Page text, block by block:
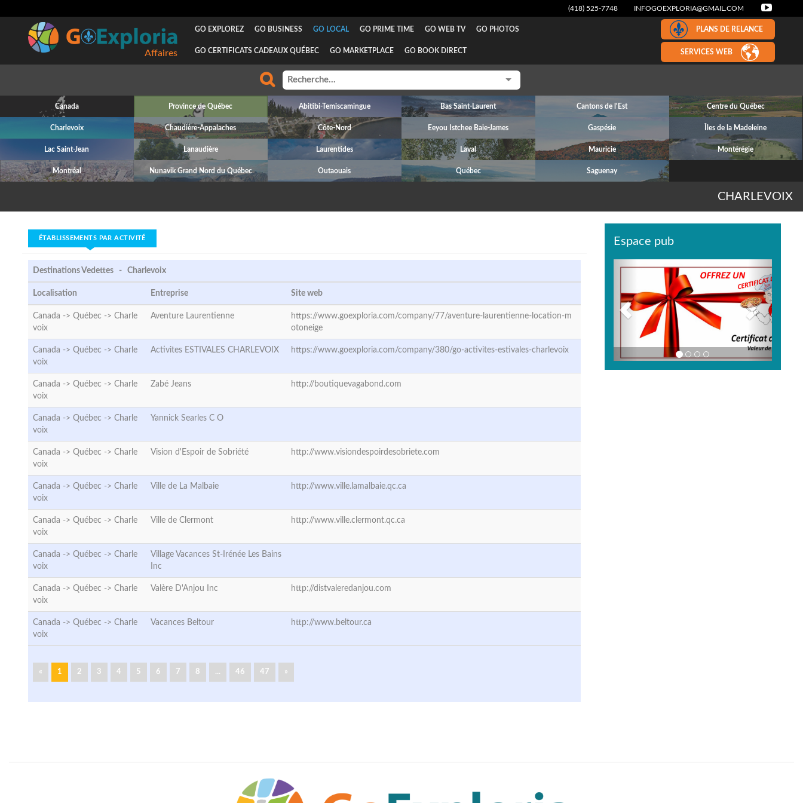
(418) 525-7748 INFOGOEXPLORIA@GMAIL.COM
Affaires
GO EXPLOREZ GO BUSINESS GO LOCAL GO PRIME TIME GO WEB TV GO PHOTOS
GO CERTIFICATS CADEAUX QUÉBEC GO MARKETPLACE GO BOOK DIRECT
PLANS DE RELANCE
SERVICES WEB
Canada Province de Québec Abitibi-Temiscamingue Bas Saint-Laurent Cantons de l'Est Centre du Québec
Charlevoix Chaudière-Appalaches Côte-Nord Eeyou Istchee Baie-James Gaspésie Îles de la Madeleine
Lac Saint-Jean Lanaudière Laurentides Laval Mauricie Montérégie
Montréal Nunavik Grand Nord du Québec Outaouais Québec Saguenay
CHARLEVOIX
ÉTABLISSEMENTS PAR ACTIVITÉ
Destinations Vedettes - Charlevoix
Localisation Entreprise Site web
Canada -> Québec -> Charle
voix
Aventure Laurentienne
https://www.goexploria.com/company/77/aventure-laurentienne-location-m
otoneige
Canada -> Québec -> Charle
voix
Activites ESTIVALES CHARLEVOIX https://www.goexploria.com/company/380/go-activites-estivales-charlevoix
Canada -> Québec -> Charle
voix
Zabé Jeans http://boutiquevagabond.com
Canada -> Québec -> Charle
voix
Yannick Searles C O
Canada -> Québec -> Charle
voix
Vision d'Espoir de Sobriété http://www.visiondespoirdesobriete.com
Canada -> Québec -> Charle
voix
Ville de La Malbaie http://www.ville.lamalbaie.qc.ca
Canada -> Québec -> Charle
voix
Ville de Clermont http://www.ville.clermont.qc.ca
Canada -> Québec -> Charle
voix
Village Vacances St-Irénée Les Bains
Inc
Canada -> Québec -> Charle
voix
Valère D'Anjou Inc http://distvaleredanjou.com
Canada -> Québec -> Charle
voix
Vacances Beltour http://www.beltour.ca
« 1 2 3 4 5 6 7 8 ... 46 47 »
Espace pub
Previous
Next